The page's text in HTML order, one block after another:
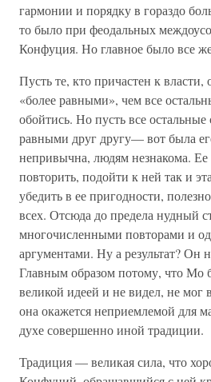
гармонии и порядку в гораздо
то было при феодальных
Конфуция. Но главное было все
Пусть те, кто причастен к власти,
«более равными», чем все
обойтись. Но пусть все
равными друг другу— вот была
непривычна, людям незнакома. Ее
повторить, подойти к ней так и
убедить в ее пригодности,
всех. Отсюда до предела нудный
многочисленными повторами и
аргументами. Ну а результат? Он
Главным образом потому, что Мо
великой идеей и не видел, не мог
она окажется неприемлемой для
духе совершенно иной традиции.
Традиция — великая сила, что